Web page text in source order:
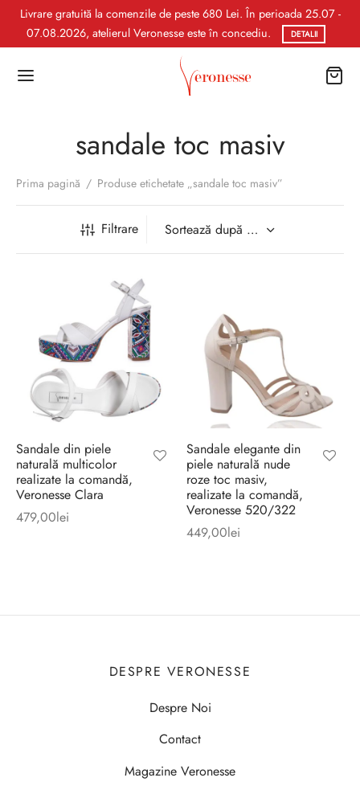
Livrare gratuită la comenzile de peste 680 Lei. În perioada 25.07 -
07.08.2026, atelierul Veronesse este în concediu.
DETALII
sandale toc masiv
Prima pagină / Produse etichetate „sandale toc masiv”
Filtrare
Sandale din piele
naturală multicolor
realizate la comandă,
Veronesse Clara
479,00lei
Sandale elegante din
piele naturală nude
roze toc masiv,
realizate la comandă,
Veronesse 520/322
449,00lei
DESPRE VERONESSE
Despre Noi
Contact
Magazine Veronesse